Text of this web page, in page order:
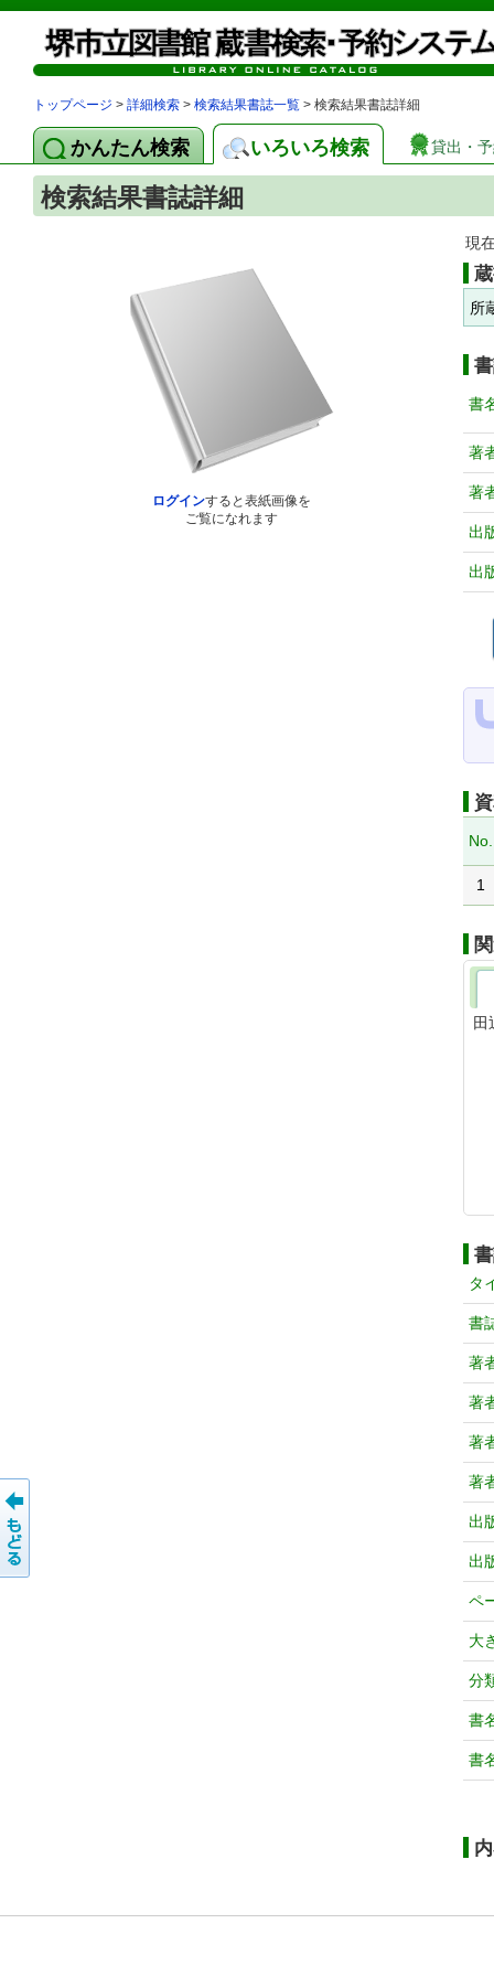
トップページ > 詳細検索 > 検索結果書誌一覧 > 検索結果書誌詳細
かんたん検索 いろいろ検索 貸出・
検索結果書誌詳細
ログインすると表紙画像を
ご覧になれます
現
所
書
著
著
出
出
No.
1
タ
書
著
著
著
著
出
出
ペ
大
分
書
書